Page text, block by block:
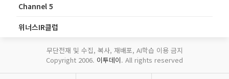
Channel 5
위너스IR클럽
무단전재 및 수집, 복사, 재배포, AI학습 이용 금지
Copyright 2006. 이투데이. All rights reserved